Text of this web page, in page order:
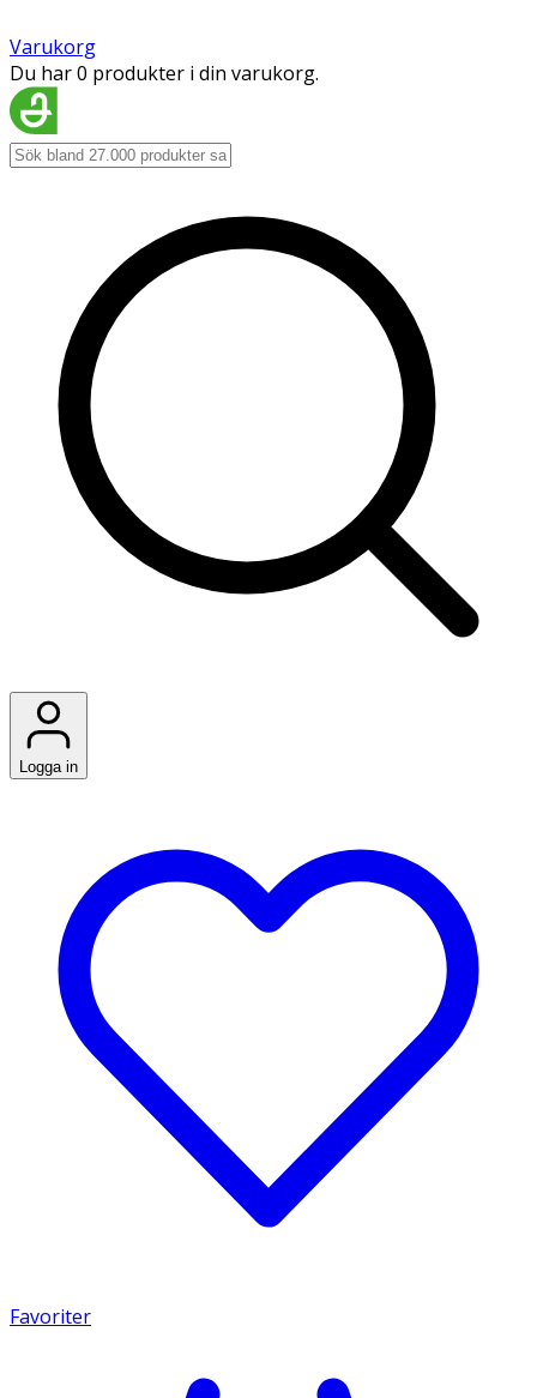
Varukorg
Du har 0 produkter i din varukorg.
Logga in
Favoriter